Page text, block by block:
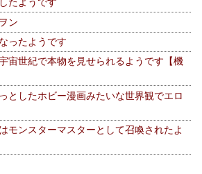
ン
ったようです
宙世紀で本物を見せられるようです【機
としたホビー漫画みたいな世界観でエロ
モンスターマスターとして召喚されたよ